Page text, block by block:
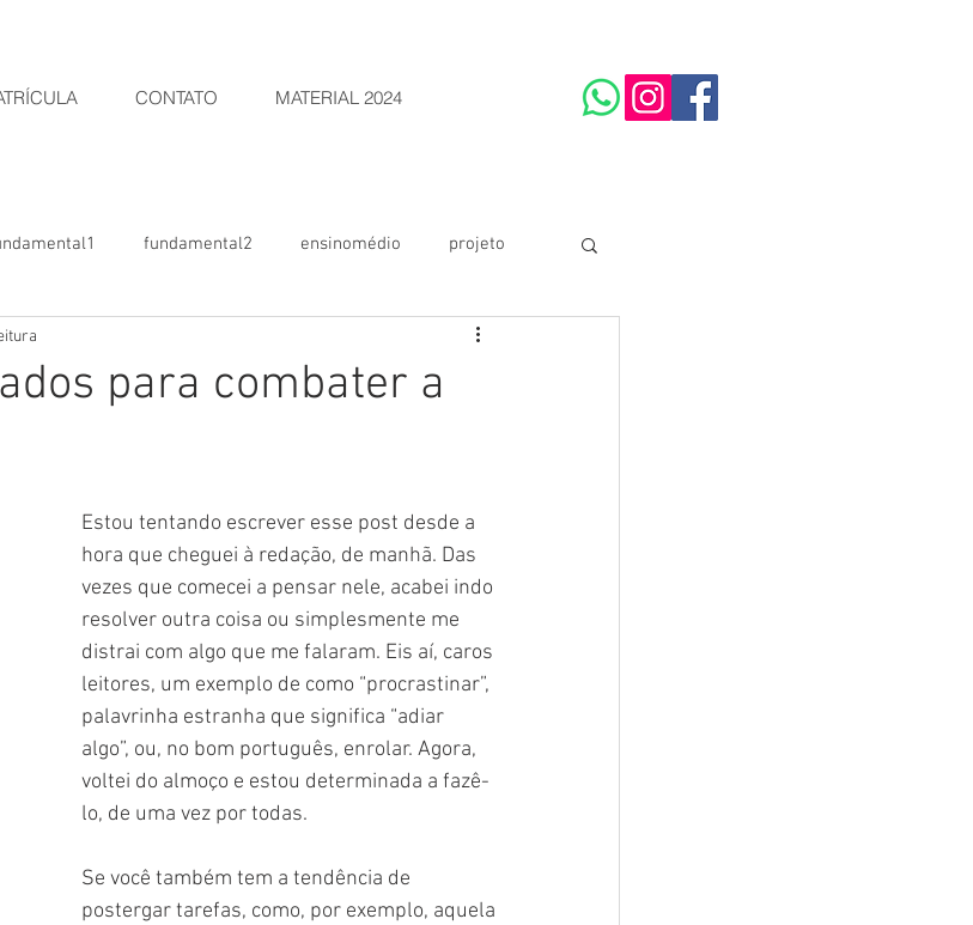
CONTATO MATERIAL 2024
fundamental2 ensinomédio projeto
ARTE
para combater a
Estou tentando escrever esse post desde a
hora que cheguei à redação, de manhã. Das
vezes que comecei a pensar nele, acabei indo
resolver outra coisa ou simplesmente me
distrai com algo que me falaram. Eis aí, caros
leitores, um exemplo de como “procrastinar”,
palavrinha estranha que significa “adiar
algo”, ou, no bom português, enrolar. Agora,
voltei do almoço e estou determinada a fazê-
lo, de uma vez por todas.
Se você também tem a tendência de
postergar tarefas, como, por exemplo, aquela